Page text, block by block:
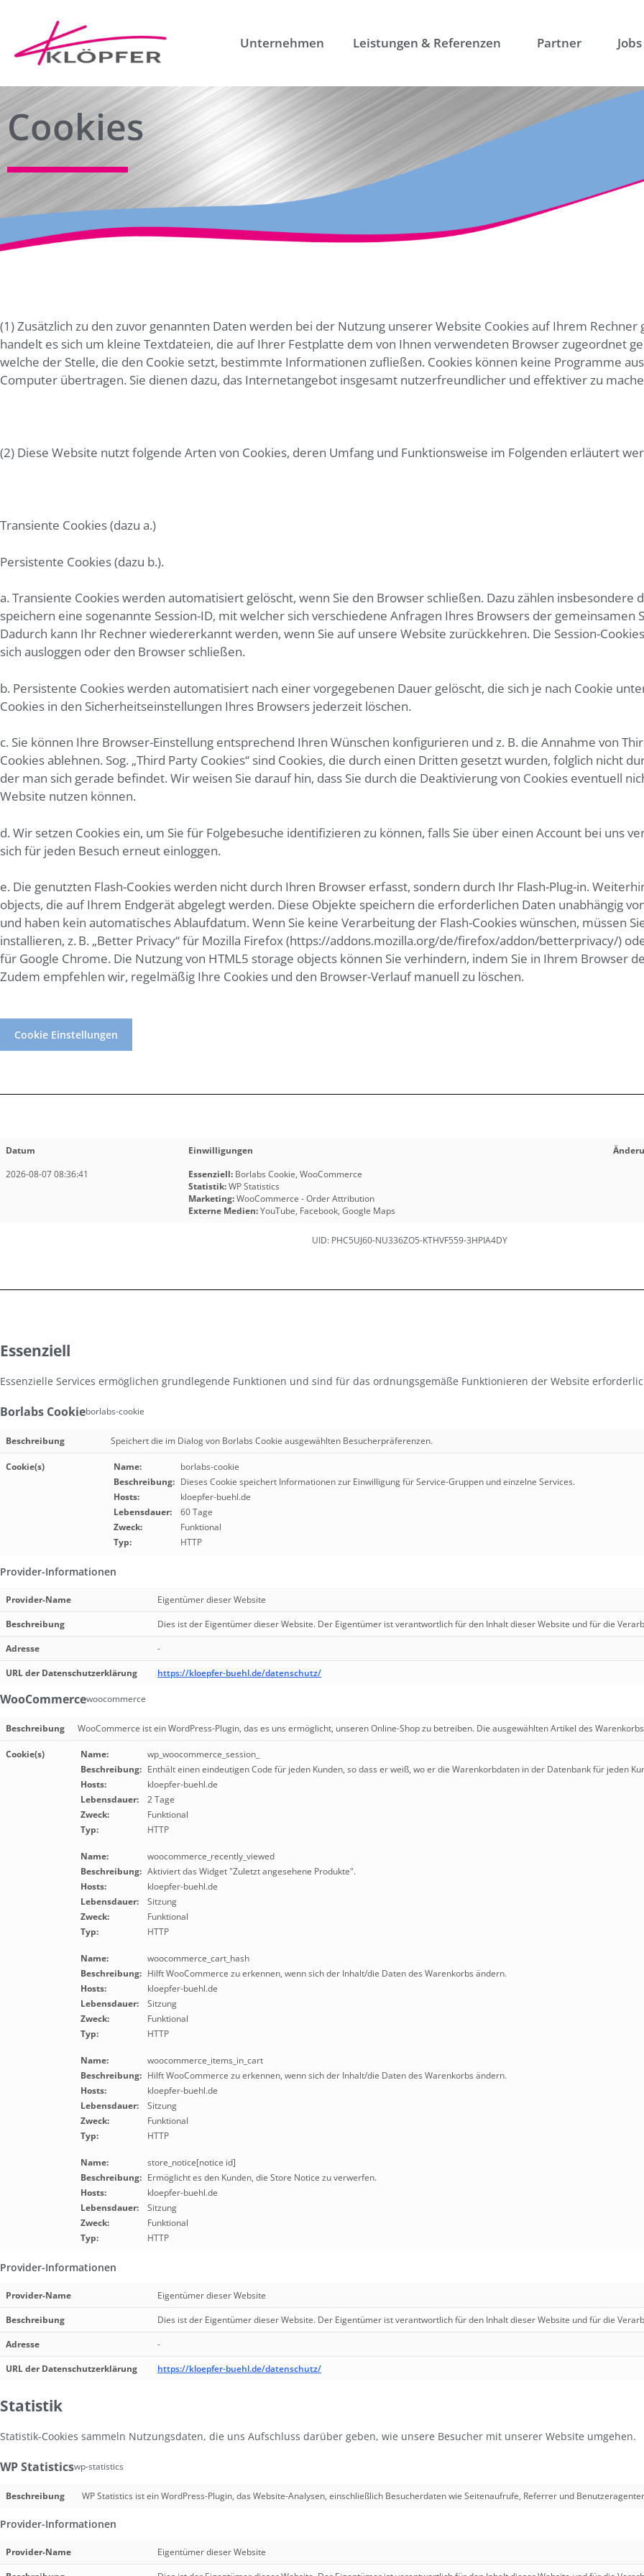
Unternehmen Leistungen & Referenzen Partner Jobs
Cookies
(1) Zusätzlich zu den zuvor genannten Daten werden bei der Nutzung unserer Website Cookies auf Ihrem Rechner
handelt es sich um kleine Textdateien, die auf Ihrer Festplatte dem von Ihnen verwendeten Browser zugeordnet
welche der Stelle, die den Cookie setzt, bestimmte Informationen zufließen. Cookies können keine Programme
Computer übertragen. Sie dienen dazu, das Internetangebot insgesamt nutzerfreundlicher und effektiver zu
(2) Diese Website nutzt folgende Arten von Cookies, deren Umfang und Funktionsweise im Folgenden erläutert
Transiente Cookies (dazu a.)
Persistente Cookies (dazu b.).
a. Transiente Cookies werden automatisiert gelöscht, wenn Sie den Browser schließen. Dazu zählen insbesondere
speichern eine sogenannte Session-ID, mit welcher sich verschiedene Anfragen Ihres Browsers der gemeinsamen
Dadurch kann Ihr Rechner wiedererkannt werden, wenn Sie auf unsere Website zurückkehren. Die Session-
sich ausloggen oder den Browser schließen.
b. Persistente Cookies werden automatisiert nach einer vorgegebenen Dauer gelöscht, die sich je nach Cookie
Cookies in den Sicherheitseinstellungen Ihres Browsers jederzeit löschen.
c. Sie können Ihre Browser-Einstellung entsprechend Ihren Wünschen konfigurieren und z. B. die Annahme von
Cookies ablehnen. Sog. „Third Party Cookies“ sind Cookies, die durch einen Dritten gesetzt wurden, folglich nicht
der man sich gerade befindet. Wir weisen Sie darauf hin, dass Sie durch die Deaktivierung von Cookies eventuell
Website nutzen können.
d. Wir setzen Cookies ein, um Sie für Folgebesuche identifizieren zu können, falls Sie über einen Account bei uns
sich für jeden Besuch erneut einloggen.
e. Die genutzten Flash-Cookies werden nicht durch Ihren Browser erfasst, sondern durch Ihr Flash-Plug-in.
objects, die auf Ihrem Endgerät abgelegt werden. Diese Objekte speichern die erforderlichen Daten unabhängig
und haben kein automatisches Ablaufdatum. Wenn Sie keine Verarbeitung der Flash-Cookies wünschen, müssen
installieren, z. B. „Better Privacy“ für Mozilla Firefox (https://addons.mozilla.org/de/firefox/addon/betterprivacy/)
für Google Chrome. Die Nutzung von HTML5 storage objects können Sie verhindern, indem Sie in Ihrem Browser
Zudem empfehlen wir, regelmäßig Ihre Cookies und den Browser-Verlauf manuell zu löschen.
Cookie Einstellungen
Datum Einwilligungen
2026-08-07 08:36:41
Essenziell: Borlabs Cookie, WooCommerce
Statistik:WP Statistics
Marketing:WooCommerce - Order Attribution
Externe Medien:YouTube, Facebook, Google Maps
UID: PHC5UJ60-NU336ZO5-KTHVF559-3HPIA4DY
Essenziell
Essenzielle Services ermöglichen grundlegende Funktionen und sind für das ordnungsgemäße Funktionieren der Website
Borlabs Cookieborlabs-cookie
Beschreibung Speichert die im Dialog von Borlabs Cookie ausgewählten Besucherpräferenzen.
Cookie(s) Name:
borlabs-cookie
Beschreibung: Dieses Cookie speichert Informationen zur Einwilligung für Service-Gruppen und einzelne Services.
Hosts:
kloepfer-buehl.de
Lebensdauer:
60 Tage
Zweck:
Funktional
Typ:
HTTP
Provider-Informationen
Provider-Name
Eigentümer dieser Website
Beschreibung
Dies ist der Eigentümer dieser Website. Der Eigentümer ist verantwortlich für den Inhalt dieser Website und für die
Adresse
-
URL der Datenschutzerklärung
https://kloepfer-buehl.de/datenschutz/
WooCommercewoocommerce
Beschreibung WooCommerce ist ein WordPress-Plugin, das es uns ermöglicht, unseren Online-Shop zu betreiben. Die ausgewählten Artikel des
Cookie(s) Name:
wp_woocommerce_session_
Beschreibung: Enthält einen eindeutigen Code für jeden Kunden, so dass er weiß, wo er die Warenkorbdaten in der Datenbank für jeden
Hosts:
kloepfer-buehl.de
Lebensdauer:
2 Tage
Zweck:
Funktional
Typ:
HTTP
Name:
woocommerce_recently_viewed
Beschreibung: Aktiviert das Widget "Zuletzt angesehene Produkte".
Hosts:
kloepfer-buehl.de
Lebensdauer:
Sitzung
Zweck:
Funktional
Typ:
HTTP
Name:
woocommerce_cart_hash
Beschreibung: Hilft WooCommerce zu erkennen, wenn sich der Inhalt/die Daten des Warenkorbs ändern.
Hosts:
kloepfer-buehl.de
Lebensdauer:
Sitzung
Zweck:
Funktional
Typ:
HTTP
Name:
woocommerce_items_in_cart
Beschreibung: Hilft WooCommerce zu erkennen, wenn sich der Inhalt/die Daten des Warenkorbs ändern.
Hosts:
kloepfer-buehl.de
Lebensdauer:
Sitzung
Zweck:
Funktional
Typ:
HTTP
Name:
store_notice[notice id]
Beschreibung: Ermöglicht es den Kunden, die Store Notice zu verwerfen.
Hosts:
kloepfer-buehl.de
Lebensdauer:
Sitzung
Zweck:
Funktional
Typ:
HTTP
Provider-Informationen
Provider-Name
Eigentümer dieser Website
Beschreibung
Dies ist der Eigentümer dieser Website. Der Eigentümer ist verantwortlich für den Inhalt dieser Website und für die
Adresse
-
URL der Datenschutzerklärung
https://kloepfer-buehl.de/datenschutz/
Statistik
Statistik-Cookies sammeln Nutzungsdaten, die uns Aufschluss darüber geben, wie unsere Besucher mit unserer Website umgehen.
WP Statisticswp-statistics
Beschreibung WP Statistics ist ein WordPress-Plugin, das Website-Analysen, einschließlich Besucherdaten wie Seitenaufrufe, Referrer und
Provider-Informationen
Provider-Name
Eigentümer dieser Website